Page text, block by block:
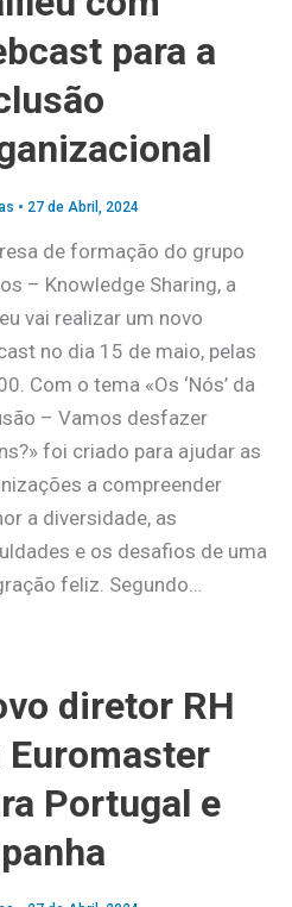
para a
• 27 de Abril, 2024
de formação do grupo
– Knowledge Sharing, a
vai realizar um novo
no dia 15 de maio, pelas
Com o tema «Os ‘Nós’ da
– Vamos desfazer
foi criado para ajudar as
a compreender
a diversidade, as
e os desafios de uma
feliz. Segundo…
diretor RH
Euromaster
Portugal e